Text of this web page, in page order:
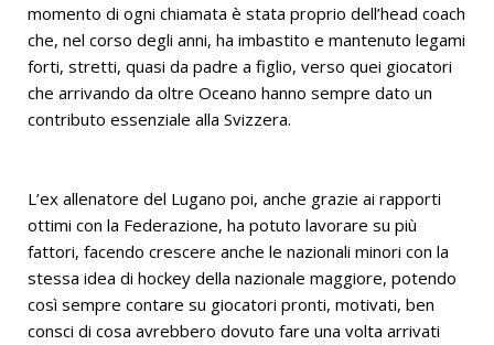
momento di ogni chiamata è stata proprio dell’head coach
che, nel corso degli anni, ha imbastito e mantenuto legami
forti, stretti, quasi da padre a figlio, verso quei giocatori
che arrivando da oltre Oceano hanno sempre dato un
contributo essenziale alla Svizzera.
L’ex allenatore del Lugano poi, anche grazie ai rapporti
ottimi con la Federazione, ha potuto lavorare su più
fattori, facendo crescere anche le nazionali minori con la
stessa idea di hockey della nazionale maggiore, potendo
così sempre contare su giocatori pronti, motivati, ben
consci di cosa avrebbero dovuto fare una volta arrivati